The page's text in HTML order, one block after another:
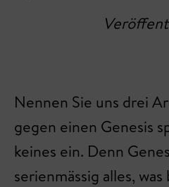
Nennen Sie uns drei
gegen einen Genesis
keines ein. Denn
serienmässig alles, was